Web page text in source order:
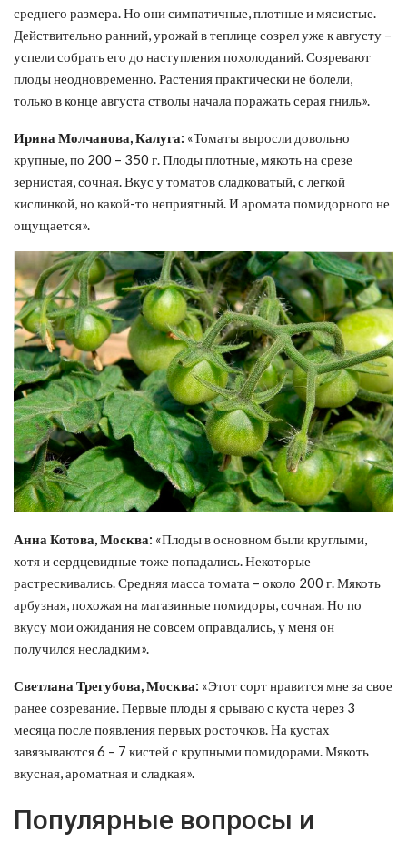
среднего размера. Но они симпатичные, плотные и мясистые.
Действительно ранний, урожай в теплице созрел уже к августу –
успели собрать его до наступления похолоданий. Созревают
плоды неодновременно. Растения практически не болели,
только в конце августа стволы начала поражать серая гниль».
Ирина Молчанова, Калуга: «Томаты выросли довольно
крупные, по 200 – 350 г. Плоды плотные, мякоть на срезе
зернистая, сочная. Вкус у томатов сладковатый, с легкой
кислинкой, но какой-то неприятный. И аромата помидорного не
ощущается».
Анна Котова, Москва: «Плоды в основном были круглыми,
хотя и сердцевидные тоже попадались. Некоторые
растрескивались. Средняя масса томата – около 200 г. Мякоть
арбузная, похожая на магазинные помидоры, сочная. Но по
вкусу мои ожидания не совсем оправдались, у меня он
получился несладким».
Светлана Трегубова, Москва: «Этот сорт нравится мне за свое
ранее созревание. Первые плоды я срываю с куста через 3
месяца после появления первых росточков. На кустах
завязываются 6 – 7 кистей с крупными помидорами. Мякоть
вкусная, ароматная и сладкая».
Популярные вопросы и